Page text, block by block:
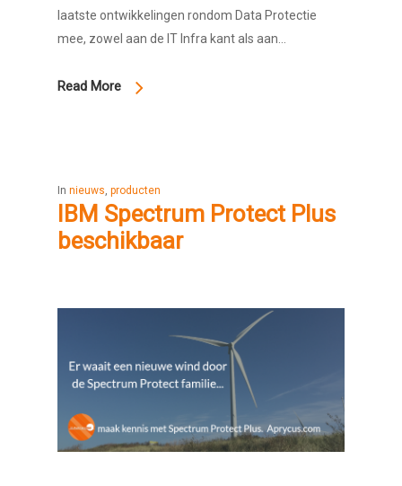
laatste ontwikkelingen rondom Data Protectie
mee, zowel aan de IT Infra kant als aan…
Read More
In nieuws, producten
IBM Spectrum Protect Plus
beschikbaar